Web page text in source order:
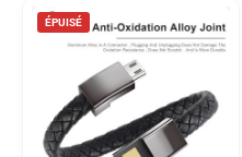
ÉPUISÉ